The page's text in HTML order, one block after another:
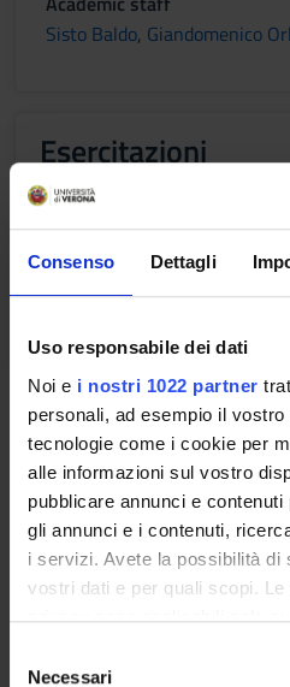
Consenso Dettagli
Uso responsabile dei dati
Noi e i nostri 1022 partner
personali, ad esempio il
tecnologie come i cookie per
alle informazioni sul vostro
pubblicare annunci e
gli annunci e i contenuti,
i servizi. Avete la possibilità di
vostri dati e per quali scopi.
privacy sono applicabili solo
modificare o revocare il
Necessari
Sisto Baldo, Giandomenico
Esercitazioni
Credits
3
I
Academic staff
Marco Squassina
Learning outcomes
The course introduces to the
theory (Lebesgue and abstract)
analysis, with particular
spaces. Whenever possible,
together with applications to
problems: the aim is to show
in the different fields of pure and
Program